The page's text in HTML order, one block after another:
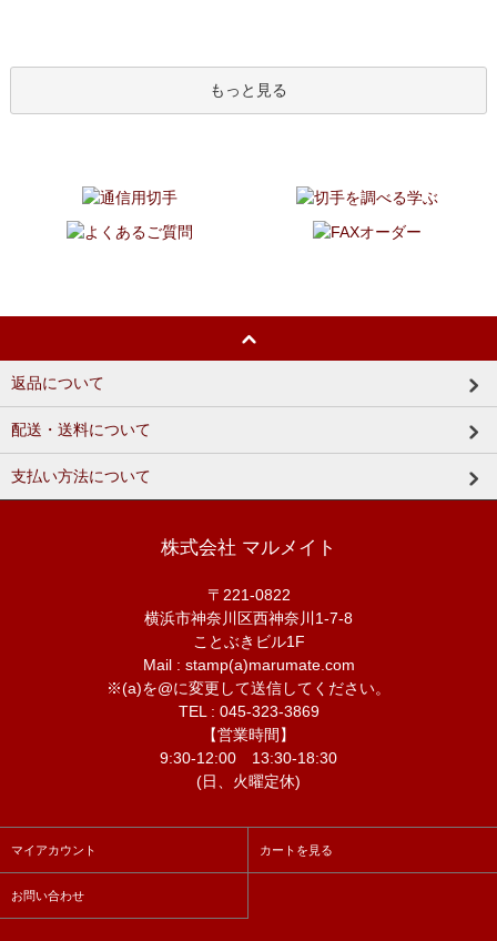
もっと見る
返品について
配送・送料について
支払い方法について
株式会社 マルメイト
〒221-0822
横浜市神奈川区西神奈川1-7-8
ことぶきビル1F
Mail : stamp(a)marumate.com
※(a)を@に変更して送信してください。
TEL : 045-323-3869
【営業時間】
9:30-12:00 13:30-18:30
(日、火曜定休)
マイアカウント カートを見る
お問い合わせ